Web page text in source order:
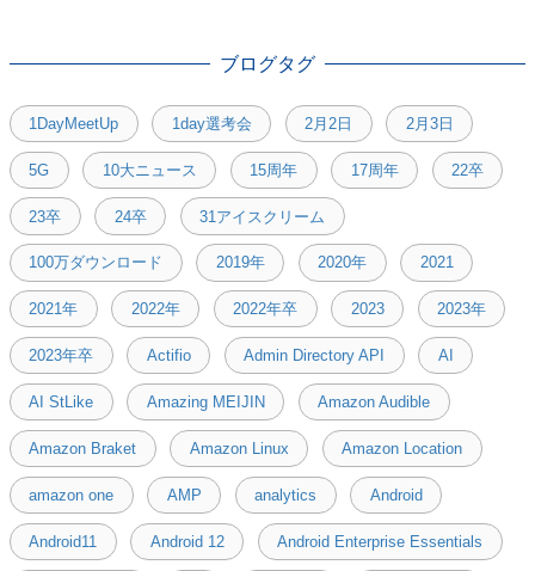
ブログタグ
1DayMeetUp 1day選考会 2月2日 2月3日
5G 10大ニュース 15周年 17周年 22卒
23卒 24卒 31アイスクリーム
100万ダウンロード 2019年 2020年 2021
2021年 2022年 2022年卒 2023 2023年
2023年卒 Actifio Admin Directory API AI
AI StLike Amazing MEIJIN Amazon Audible
Amazon Braket Amazon Linux Amazon Location
amazon one AMP analytics Android
Android11 Android 12 Android Enterprise Essentials